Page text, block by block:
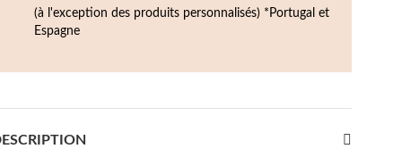
(à l'exception des produits personnalisés) *Portugal et
Espagne